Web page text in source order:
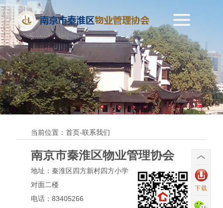
当前位置：首页-联系我们
南京市秦淮区物业管理协会
地址：秦淮区四方新村四方小学
对面二楼
电话：83405266
下载